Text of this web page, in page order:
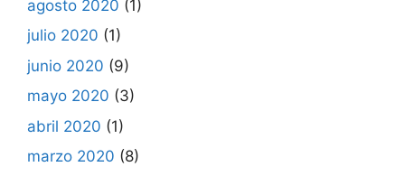
agosto 2020 (1)
julio 2020 (1)
junio 2020 (9)
mayo 2020 (3)
abril 2020 (1)
marzo 2020 (8)